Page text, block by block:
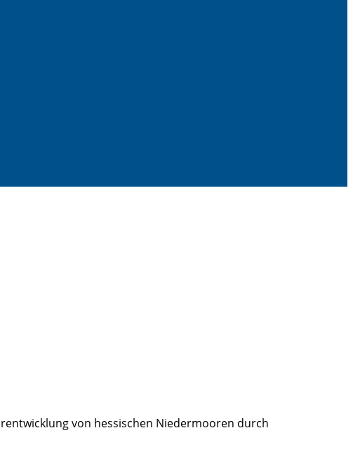
von hessischen Niedermooren durch